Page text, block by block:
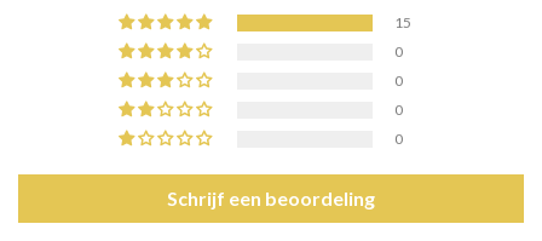
15
0
0
0
0
Schrijf een beoordeling